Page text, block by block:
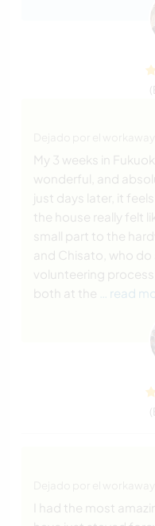
My 3 weeks in
wonderful, and
just days later, it
the house really felt
small part to the
and Chisato, who
volunteering
both at the
… read
I had the most